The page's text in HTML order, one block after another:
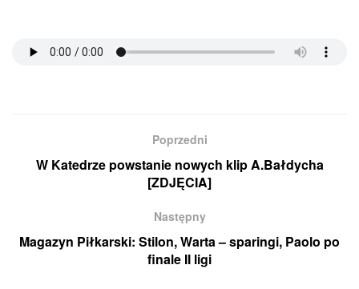
Poprzedni
W Katedrze powstanie nowych klip A.Bałdycha
[ZDJĘCIA]
Następny
Magazyn Piłkarski: Stilon, Warta – sparingi, Paolo po
finale II ligi